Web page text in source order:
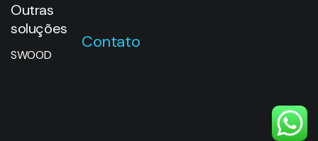
Outras
soluções
SWOOD
Contato